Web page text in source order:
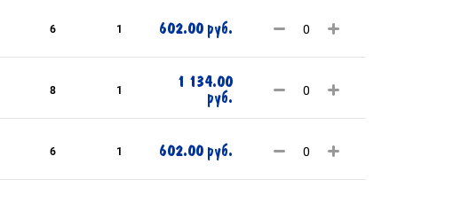
6 1 602.00 руб.
8 1 1 134.00
руб.
6 1 602.00 руб.